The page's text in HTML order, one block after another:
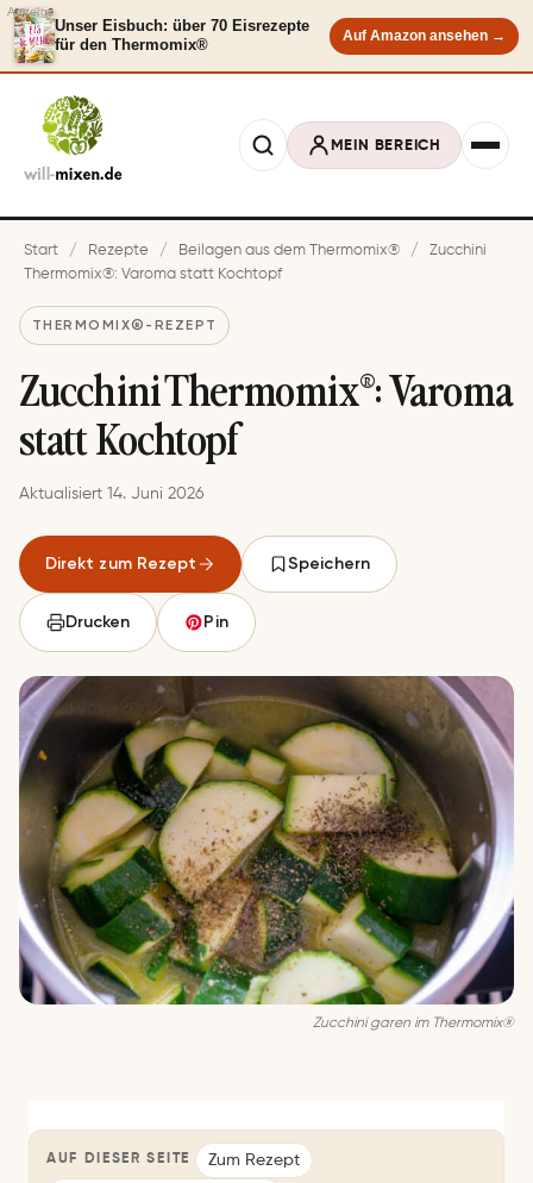
Anzeige
Unser Eisbuch: über 70 Eisrezepte
für den Thermomix®
Auf Amazon ansehen →
MEIN BEREICH
Start / Rezepte / Beilagen aus dem Thermomix® /
Zucchini
Thermomix®: Varoma statt Kochtopf
THERMOMIX®-REZEPT
Zucchini Thermomix®: Varoma
statt Kochtopf
Aktualisiert 14. Juni 2026
Direkt zum Rezept Speichern
Drucken Pin
Zuc­chi­ni ga­ren im Thermomix®
AUF DIESER SEITE Zum Rezept